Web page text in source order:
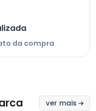
da compra
ver mais